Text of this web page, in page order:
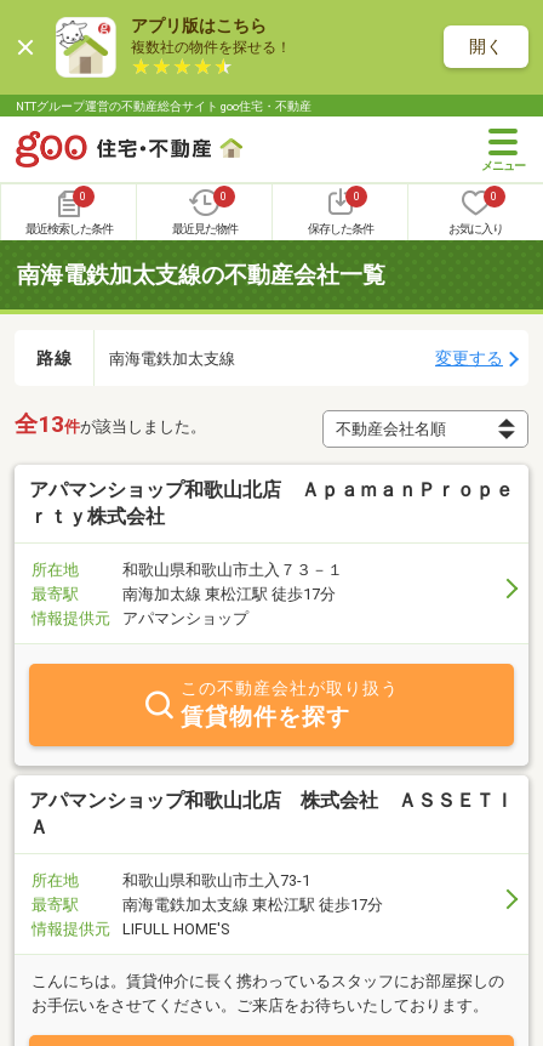
アプリ版はこちら
複数社の物件を探せる！ 開く
NTTグループ運営の不動産総合サイト goo住宅・不動産
0
最近検索した条件
0
最近見た物件
0
保存した条件
0
お気に入り
南海電鉄加太支線の不動産会社一覧
路線 南海電鉄加太支線 変更する
全13件が該当しました。
アパマンショップ和歌山北店 ＡｐａｍａｎＰｒｏｐｅ
ｒｔｙ株式会社
所在地
和歌山県和歌山市土入７３－１
最寄駅
南海加太線 東松江駅 徒歩17分
情報提供元
アパマンショップ
この不動産会社が取り扱う
賃貸物件を探す
アパマンショップ和歌山北店 株式会社 ＡＳＳＥＴＩ
Ａ
所在地
和歌山県和歌山市土入73-1
最寄駅
南海電鉄加太支線 東松江駅 徒歩17分
情報提供元
LIFULL HOME'S
こんにちは。賃貸仲介に長く携わっているスタッフにお部屋探しの
お手伝いをさせてください。ご来店をお待ちいたしております。